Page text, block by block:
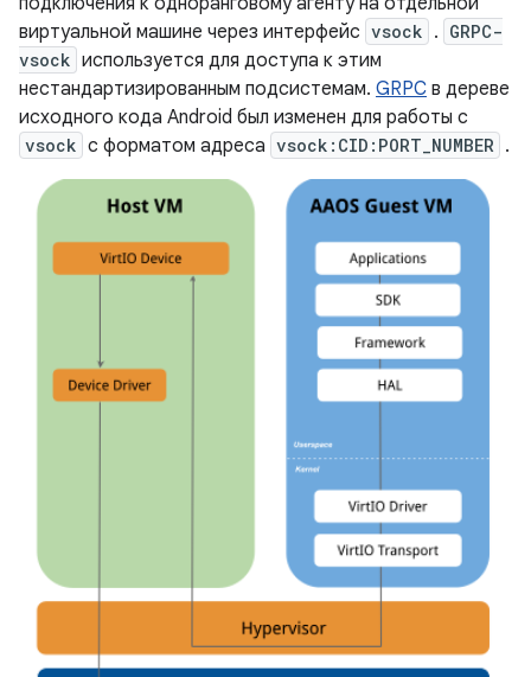
виртуальной машине через интерфейс vsock . GRPC-
vsock используется для доступа к этим
нестандартизированным подсистемам. GRPC в дереве
исходного кода Android был изменен для работы с
vsock с форматом адреса vsock:CID:PORT_NUMBER .